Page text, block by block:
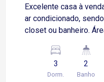
Excelente casa à
ar condicionado,
closet ou banheiro.
c/ portão
despensa e 1 banheiro.
3
Dorm.
2
Banho